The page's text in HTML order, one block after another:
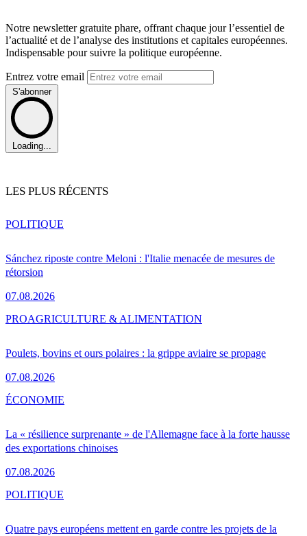
Notre newsletter gratuite phare, offrant chaque jour l’essentiel de
l’actualité et de l’analyse des institutions et capitales européennes.
Indispensable pour suivre la politique européenne.
Entrez votre email
S'abonner
Loading...
LES PLUS RÉCENTS
Sánchez riposte contre Meloni : l'Italie menacée de mesures de
rétorsion
07.08.2026
POLITIQUE
Poulets, bovins et ours polaires : la grippe aviaire se propage
07.08.2026
PROAGRICULTURE & ALIMENTATION
La « résilience surprenante » de l'Allemagne face à la forte hausse
des exportations chinoises
07.08.2026
ÉCONOMIE
Quatre pays européens mettent en garde contre les projets de la
POLITIQUE